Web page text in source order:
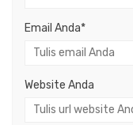
Email Anda*
Website Anda